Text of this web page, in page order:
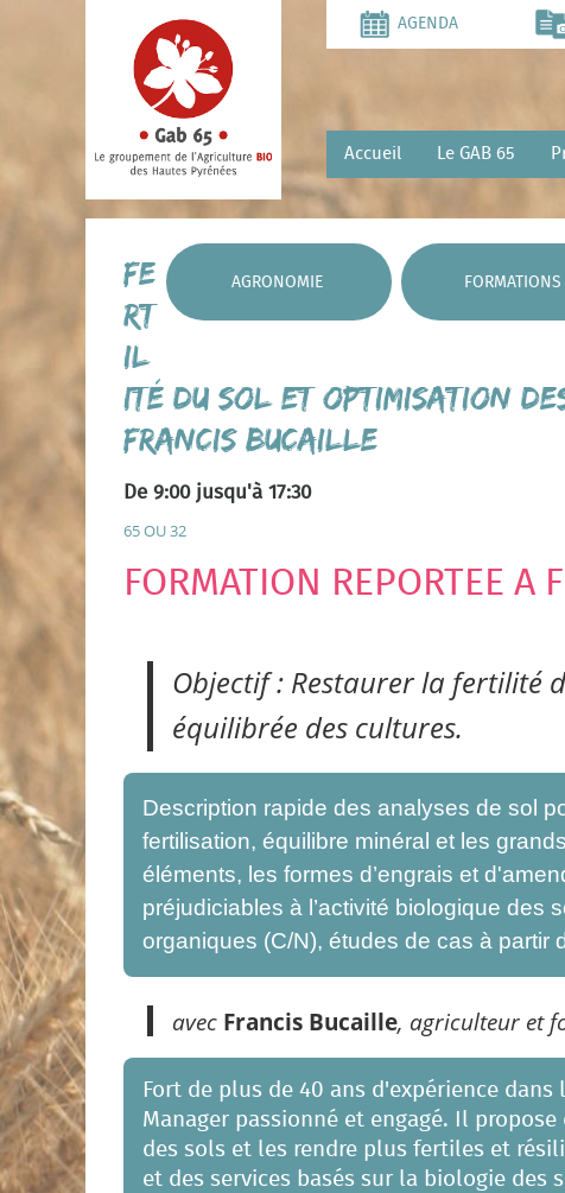
AGENDA
Accueil Le GAB 65
AGRONOMIE FORMATIONS
Fe
rt
il
ité du Sol et optimisation
Francis BUCAILLE
De 9:00 jusqu'à 17:30
65 OU 32
FORMATION REPORTEE A
Objectif : Restaurer la fertilité
équilibrée des cultures.
Description rapide des analyses de sol
fertilisation, équilibre minéral et les
éléments, les formes d’engrais et
préjudiciables à l’activité biologique des
organiques (C/N), études de cas à partir
avec Francis Bucaille, agriculteur et
Fort de plus de 40 ans d'expérience
Manager passionné et engagé. Il
des sols et les rendre plus fertiles et
et des services basés sur la biologie